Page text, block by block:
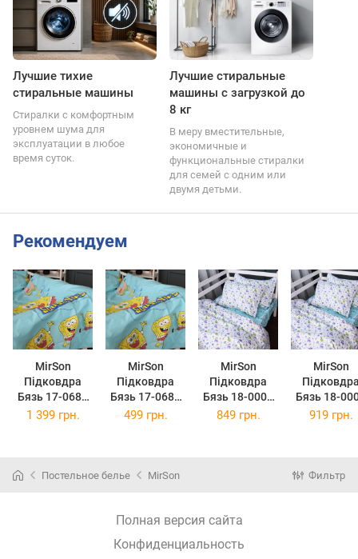
Лучшие тихие
стиральные машины
Стиралки с комфортным
уровнем шума для
эксплуатации в любое
время суток.
Лучшие стиральные
машины с загрузкой до
8 кг
В меру вместительные,
экономичные и
функциональные стиралки
для семей с одним или
двумя детьми.
Рекомендуем
MirSon
Підковдра
Бязь 17-0689
Спанч Боб 220
MirSon
Підковдра
Бязь 17-0689
Спанч Боб 110
MirSon
Підковдра
Бязь 18-0001
Hello Dino 143
MirSon
Бязь 18-
Hello Dino
1 399 грн. 499 грн. 849 грн. 919 грн.
Постельное белье MirSon Фильтр
Полная версия сайта
Конфиденциальность